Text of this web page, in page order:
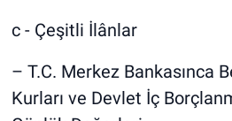
c - Çeşitli İlânlar
– T.C. Merkez Bankasınca
Kurları ve Devlet İç